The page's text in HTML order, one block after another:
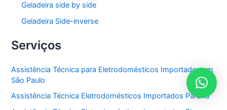
Geladeira side by side
Geladeira Side-inverse
Serviços
Assistência Técnica para Eletrodomésticos Importados em
São Paulo
Assistência Técnica Eletrodomésticos Importados Paraná